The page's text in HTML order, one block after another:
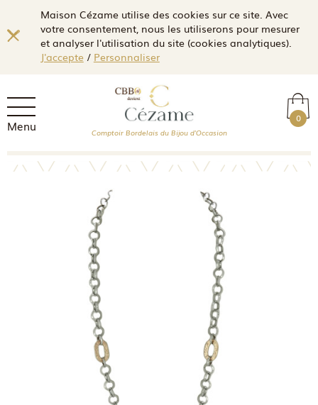
Maison Cézame utilise des cookies sur ce site. Avec
votre consentement, nous les utiliserons pour mesurer
et analyser l'utilisation du site (cookies analytiques).
J'accepte/ Personnaliser
Menu 0
Comptoir Bordelais du Bijou d'Occasion